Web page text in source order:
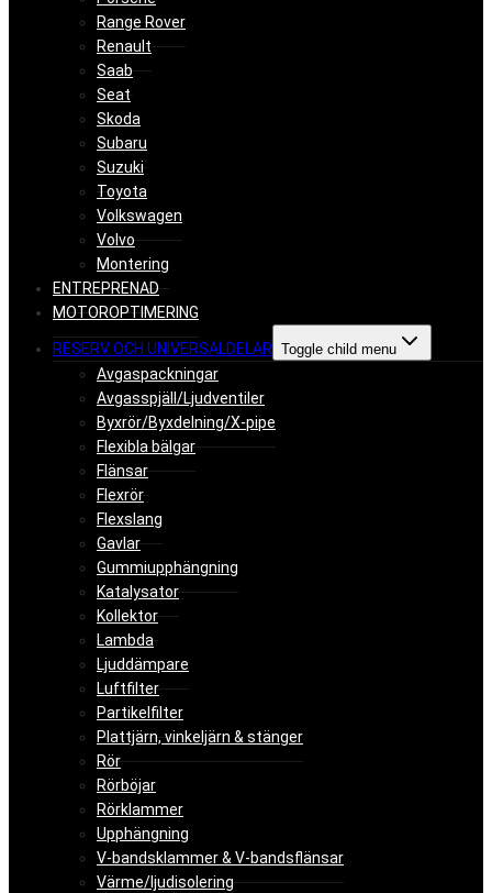
Range Rover
Renault
Saab
Seat
Skoda
Subaru
Suzuki
Toyota
Volkswagen
Volvo
Montering
ENTREPRENAD
MOTOROPTIMERING
RESERV OCH UNIVERSALDELAR Toggle child menu
Avgaspackningar
Avgasspjäll/Ljudventiler
Byxrör/Byxdelning/X-pipe
Flexibla bälgar
Flänsar
Flexrör
Flexslang
Gavlar
Gummiupphängning
Katalysator
Kollektor
Lambda
Ljuddämpare
Luftfilter
Partikelfilter
Plattjärn, vinkeljärn & stänger
Rör
Rörböjar
Rörklammer
Upphängning
V-bandsklammer & V-bandsflänsar
Värme/ljudisolering